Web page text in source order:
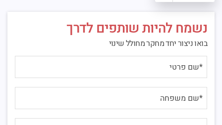
נשמח להיות שותפים לדרך
בואו ניצור יחד מחקר מחולל שינוי